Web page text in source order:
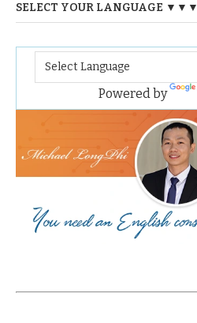
SELECT YOUR LANGUAGE ▼▼▼
Powered by